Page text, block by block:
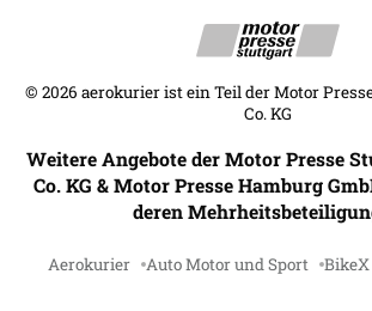
© 2026 aerokurier ist ein Teil der Motor
Co. KG
Weitere Angebote der Motor Presse
Co. KG & Motor Presse Hamburg
deren
Aerokurier Auto Motor und Sport BikeX